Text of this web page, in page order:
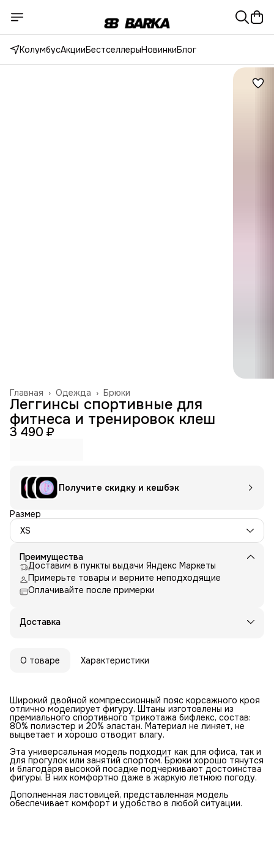
КолумбусАкцииБестселлерыНовинкиБлог
Брюки
Одежда ›
Главная ›
Леггинсы спортивные для
фитнеса и тренировок клеш
3 490 ₽
Получите скидку и кешбэк
Размер
XS
Преимущества
Доставим в пункты выдачи Яндекс Маркеты
Примерьте товары и верните неподходящие
Оплачивайте после примерки
Доставка
О товаре Характеристики
Широкий двойной компрессионный пояс корсажного кроя
отлично моделирует фигуру. Штаны изготовлены из
премиального спортивного трикотажа бифлекс, состав:
80% полиэстер и 20% эластан. Материал не линяет, не
выцветает и хорошо отводит влагу.
Эта универсальная модель подходит как для офиса, так и
для прогулок или занятий спортом. Брюки хорошо тянутся
и благодаря высокой посадке подчеркивают достоинства
фигуры. В них комфортно даже в жаркую летнюю погоду.
Дополненная ластовицей, представленная модель
обеспечивает комфорт и удобство в любой ситуации.